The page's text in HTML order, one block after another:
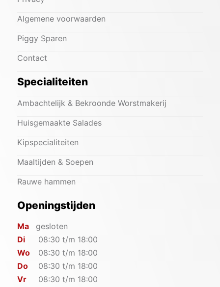
Algemene voorwaarden
Piggy Sparen
Contact
Specialiteiten
Ambachtelijk & Bekroonde Worstmakerij
Huisgemaakte Salades
Kipspecialiteiten
Maaltijden & Soepen
Rauwe hammen
Openingstijden
Ma
gesloten
Di
08:30 t/m 18:00
Wo
08:30 t/m 18:00
Do
08:30 t/m 18:00
Vr
08:30 t/m 18:00